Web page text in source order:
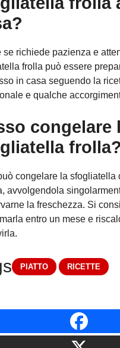
se richiede pazienza e
frolla può essere
in casa seguendo la
e qualche
congelare
frolla?
congelare la sfogliatella
avvolgendola
la freschezza. Si
entro un mese e
PIATTO RICETTE